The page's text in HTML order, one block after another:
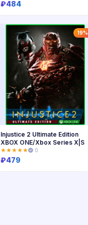
Купить
₽484
19%
Injustice 2 Ultimate Edition
XBOX ONE/Xbox Series X|S
★★★★★ 0
₽479